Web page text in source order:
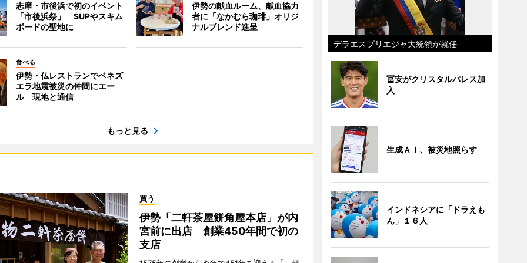
志摩・市後浜で初のイベント
「市後浜祭」 SUPやスキム
ボードの聖地に
伊勢の献血ルーム、献血協力
者に「なかむら珈琲」オリジ
ナルブレンド進呈
食べる
伊勢・仏レストランでベネズ
エラ地震被災の仲間にエー
ル 現地と通信
もっと見る
買う
伊勢「二軒茶屋餅角屋本店」が内
宮前に出店 創業450年間で初の
支店
デラエスプリエジャ大統領が就任
冨安がクリスタルパレス加
入
生成ＡＩ、被災地照らす
インドネシアに「ドラえも
ん」１６人